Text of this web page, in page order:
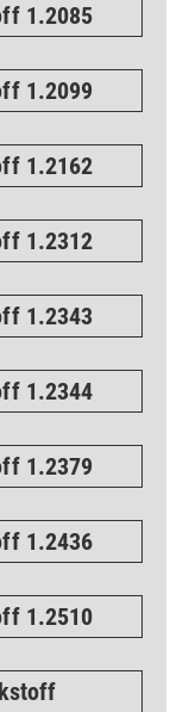
1.2085
1.2099
1.2162
1.2312
1.2343
1.2344
1.2379
1.2436
1.2510